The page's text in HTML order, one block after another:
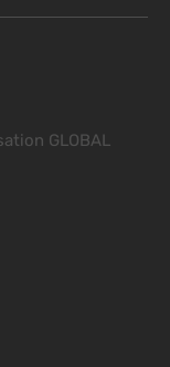
GLOBAL